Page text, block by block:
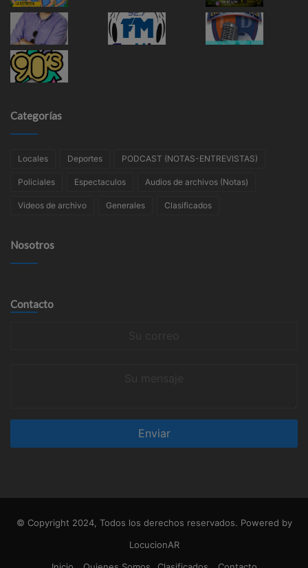
Categorías
Locales Deportes PODCAST (NOTAS-ENTREVISTAS)
Policiales Espectaculos Audios de archivos (Notas)
Videos de archivo Generales Clasificados
Nosotros
Contacto
© Copyright 2024, Todos los derechos reservados. Powered by
LocucionAR